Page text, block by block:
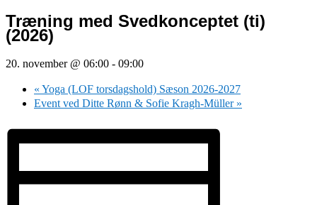
Træning med Svedkonceptet (ti)
(2026)
20. november @ 06:00 - 09:00
« Yoga (LOF torsdagshold) Sæson 2026-2027
Event ved Ditte Rønn & Sofie Kragh-Müller »